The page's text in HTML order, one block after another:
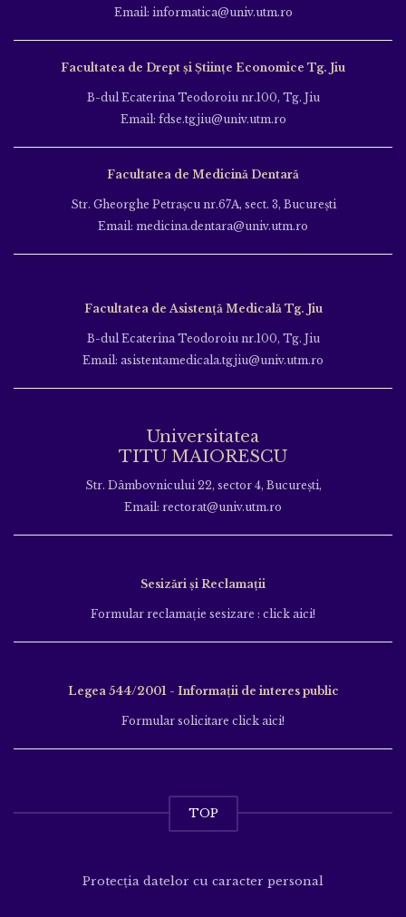
Email: informatica@univ.utm.ro
Facultatea de Drept și Științe Economice Tg. Jiu
B-dul Ecaterina Teodoroiu nr.100, Tg. Jiu
Email: fdse.tgjiu@univ.utm.ro
Facultatea de Medicină Dentară
Str. Gheorghe Petraşcu nr.67A, sect. 3, Bucureşti
Email: medicina.dentara@univ.utm.ro
Facultatea de Asistență Medicală Tg. Jiu
B-dul Ecaterina Teodoroiu nr.100, Tg. Jiu
Email: asistentamedicala.tgjiu@univ.utm.ro
Universitatea
TITU MAIORESCU
Str. Dâmbovnicului 22, sector 4, București,
Email: rectorat@univ.utm.ro
Sesizări și Reclamații
Formular reclamație sesizare : click aici!
Legea 544/2001 - Informații de interes public
Formular solicitare click aici!
TOP
Protecția datelor cu caracter personal